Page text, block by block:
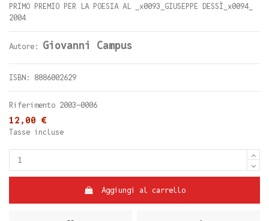
PRIMO PREMIO PER LA POESIA AL _x0093_GIUSEPPE DESSÌ_x0094_
2004
Autore: Giovanni Campus
ISBN: 8886002629
Riferimento 2003-0006
12,00 €
Tasse incluse
Aggiungi al carrello